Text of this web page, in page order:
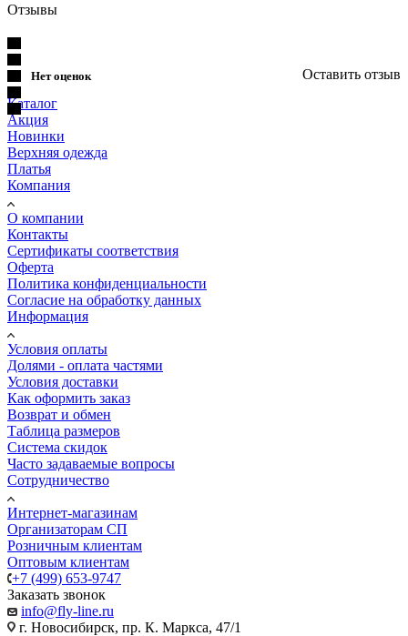
Отзывы
Нет оценок
Оставить отзыв
Каталог
Акция
Новинки
Верхняя одежда
Платья
Компания
О компании
Контакты
Сертификаты соответствия
Оферта
Политика конфиденциальности
Согласие на обработку данных
Информация
Условия оплаты
Долями - оплата частями
Условия доставки
Как оформить заказ
Возврат и обмен
Таблица размеров
Система скидок
Часто задаваемые вопросы
Сотрудничество
Интернет-магазинам
Организаторам СП
Розничным клиентам
Оптовым клиентам
+7 (499) 653-9747
Заказать звонок
info@fly-line.ru
г. Новосибирск, пр. К. Маркса, 47/1